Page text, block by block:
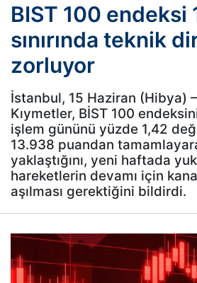
BIST 100 endeksi
sınırında teknik
zorluyor
İstanbul, 15 Haziran (Hibya)
Kıymetler, BİST 100
işlem gününü yüzde 1,42
13.938 puandan
yaklaştığını, yeni haftada
hareketlerin devamı için
aşılması gerektiğini bildirdi.